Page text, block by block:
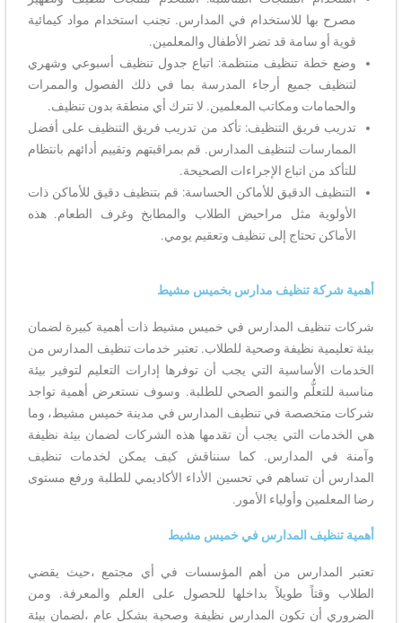
مصرح بها للاستخدام في المدارس. تجنب استخدام مواد كيمائية
قوية أو سامة قد تضر الأطفال والمعلمين.
وضع خطة تنظيف منتظمة: اتباع جدول تنظيف أسبوعي وشهري
لتنظيف جميع أرجاء المدرسة بما في ذلك الفصول والممرات
والحمامات ومكاتب المعلمين. لا تترك أي منطقة بدون تنظيف.
تدريب فريق التنظيف: تأكد من تدريب فريق التنظيف على أفضل
الممارسات لتنظيف المدارس. قم بمراقبتهم وتقييم أدائهم بانتظام
للتأكد من اتباع الإجراءات الصحيحة.
التنظيف الدقيق للأماكن الحساسة: قم بتنظيف دقيق للأماكن ذات
الأولوية مثل مراحيض الطلاب والمطابخ وغرف الطعام. هذه
الأماكن تحتاج إلى تنظيف وتعقيم يومي.
أهمية شركة تنظيف مدارس بخميس مشيط
شركات تنظيف المدارس في خميس مشيط ذات أهمية كبيرة لضمان
بيئة تعليمية نظيفة وصحية للطلاب. تعتبر خدمات تنظيف المدارس من
الخدمات الأساسية التي يجب أن توفرها إدارات التعليم لتوفير بيئة
مناسبة للتعلُّم والنمو الصحي للطلبة. وسوف نستعرض أهمية تواجد
شركات متخصصة في تنظيف المدارس في مدينة خميس مشيط، وما
هي الخدمات التي يجب أن تقدمها هذه الشركات لضمان بيئة نظيفة
وآمنة في المدارس. كما سنناقش كيف يمكن لخدمات تنظيف
المدارس أن تساهم في تحسين الأداء الأكاديمي للطلبة ورفع مستوى
رضا المعلمين وأولياء الأمور.
أهمية تنظيف المدارس في خميس مشيط
تعتبر المدارس من أهم المؤسسات في أي مجتمع ،حيث يقضي
الطلاب وقتاً طويلاً بداخلها للحصول على العلم والمعرفة. ومن
الضروري أن تكون المدارس نظيفة وصحية بشكل عام ،لضمان بيئة